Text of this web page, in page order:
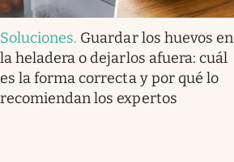
Soluciones. Guardar los huevos en
la heladera o dejarlos afuera: cuál
es la forma correcta y por qué lo
recomiendan los expertos